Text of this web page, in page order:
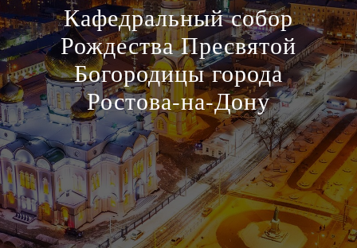
Кафедральный собор
Рождества Пресвятой
Богородицы города
Ростова-на-Дону